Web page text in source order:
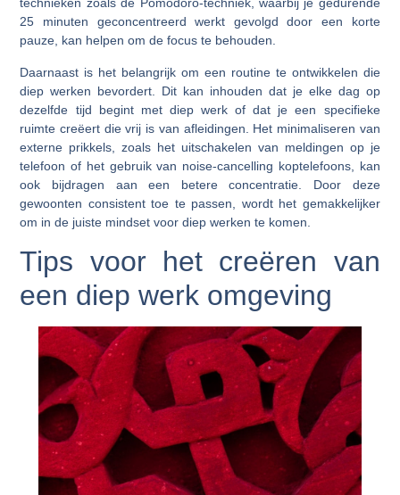
technieken zoals de Pomodoro-techniek, waarbij je gedurende
25 minuten geconcentreerd werkt gevolgd door een korte
pauze, kan helpen om de focus te behouden.
Daarnaast is het belangrijk om een routine te ontwikkelen die
diep werken bevordert. Dit kan inhouden dat je elke dag op
dezelfde tijd begint met diep werk of dat je een specifieke
ruimte creëert die vrij is van afleidingen. Het minimaliseren van
externe prikkels, zoals het uitschakelen van meldingen op je
telefoon of het gebruik van noise-cancelling koptelefoons, kan
ook bijdragen aan een betere concentratie. Door deze
gewoonten consistent toe te passen, wordt het gemakkelijker
om in de juiste mindset voor diep werken te komen.
Tips voor het creëren van
een diep werk omgeving